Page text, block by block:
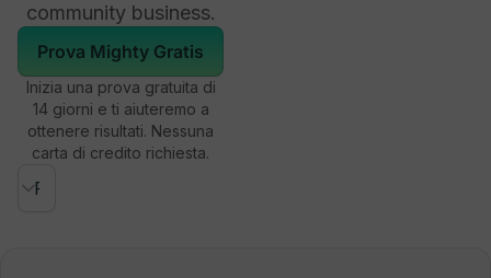
community business.
Prova Mighty Gratis
Inizia una prova gratuita di
14 giorni e ti aiuteremo a
ottenere risultati. Nessuna
carta di credito richiesta.